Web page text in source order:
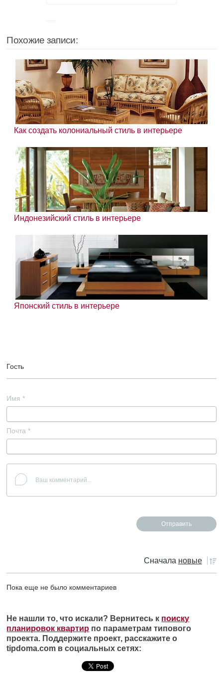
Похожие записи:
Как создать колониальный стиль в интерьере
Индонезийский стиль в интерьере
Японский стиль в интерьере
Гость
Имя *
Почта *
Сначала новые
Пока еще не было комментариев
Не нашли то, что искали? Вернитесь к поиску
планировок квартир по параметрам типового
проекта. Поддержите проект, расскажите о
tipdoma.com в социальных сетях: